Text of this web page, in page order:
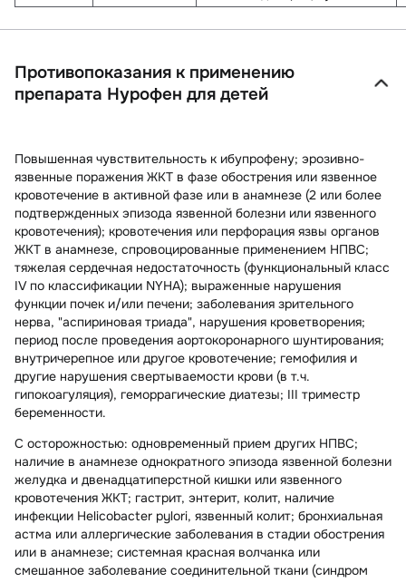
Противопоказания к применению
препарата Нурофен для детей
Повышенная чувствительность к ибупрофену; эрозивно-
язвенные поражения ЖКТ в фазе обострения или язвенное
кровотечение в активной фазе или в анамнезе (2 или более
подтвержденных эпизода язвенной болезни или язвенного
кровотечения); кровотечения или перфорация язвы органов
ЖКТ в анамнезе, спровоцированные применением НПВС;
тяжелая сердечная недостаточность (функциональный класс
IV по классификации NYHA); выраженные нарушения
функции почек и/или печени; заболевания зрительного
нерва, "аспириновая триада", нарушения кроветворения;
период после проведения аортокоронарного шунтирования;
внутричерепное или другое кровотечение; гемофилия и
другие нарушения свертываемости крови (в т.ч.
гипокоагуляция), геморрагические диатезы; III триместр
беременности.
С осторожностью: одновременный прием других НПВС;
наличие в анамнезе однократного эпизода язвенной болезни
желудка и двенадцатиперстной кишки или язвенного
кровотечения ЖКТ; гастрит, энтерит, колит, наличие
инфекции Helicobacter pylori, язвенный колит; бронхиальная
астма или аллергические заболевания в стадии обострения
или в анамнезе; системная красная волчанка или
смешанное заболевание соединительной ткани (синдром